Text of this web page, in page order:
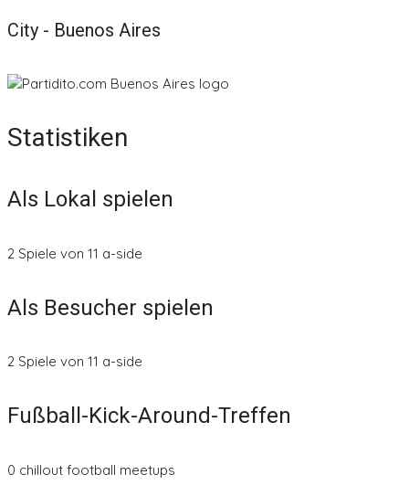
City - Buenos Aires
Statistiken
Als Lokal spielen
2 Spiele von 11 a-side
Als Besucher spielen
2 Spiele von 11 a-side
Fußball-Kick-Around-Treffen
0 chillout football meetups